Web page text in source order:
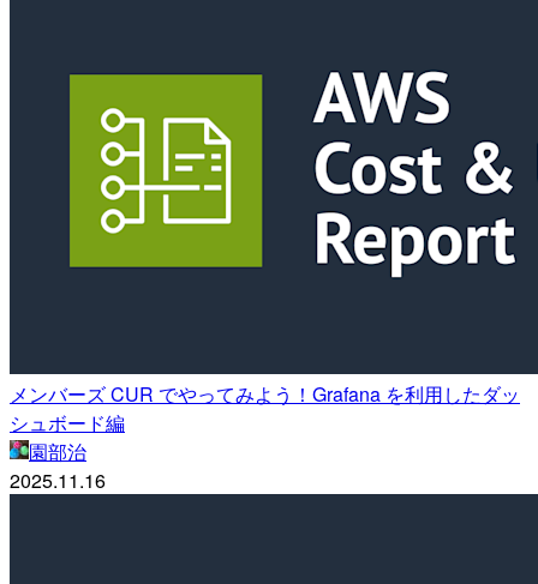
メンバーズ CUR でやってみよう！Grafana を利用したダッ
シュボード編
園部治
2025.11.16